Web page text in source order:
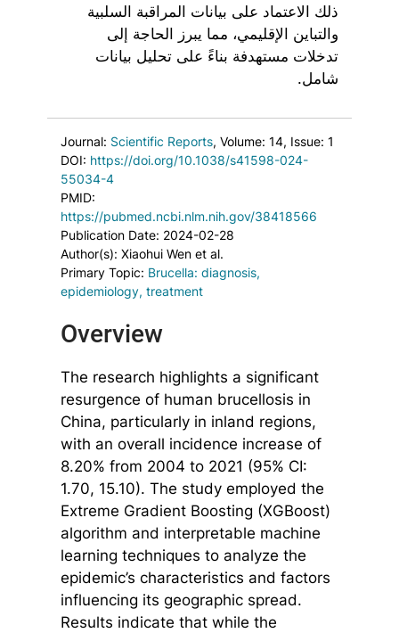
ذلك الاعتماد على بيانات المراقبة السلبية
والتباين الإقليمي، مما يبرز الحاجة إلى
تدخلات مستهدفة بناءً على تحليل بيانات
شامل.
Journal: Scientific Reports, Volume: 14, Issue: 1
DOI: https://doi.org/10.1038/s41598-024-
55034-4
PMID:
https://pubmed.ncbi.nlm.nih.gov/38418566
Publication Date: 2024-02-28
Author(s): Xiaohui Wen et al.
Primary Topic: Brucella: diagnosis,
epidemiology, treatment
Overview
The research highlights a significant
resurgence of human brucellosis in
China, particularly in inland regions,
with an overall incidence increase of
8.20% from 2004 to 2021 (95% CI:
1.70, 15.10). The study employed the
Extreme Gradient Boosting (XGBoost)
algorithm and interpretable machine
learning techniques to analyze the
epidemic’s characteristics and factors
influencing its geographic spread.
Results indicate that while the